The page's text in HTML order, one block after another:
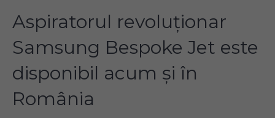
Aspiratorul revoluționar
Samsung Bespoke Jet este
disponibil acum și în
România